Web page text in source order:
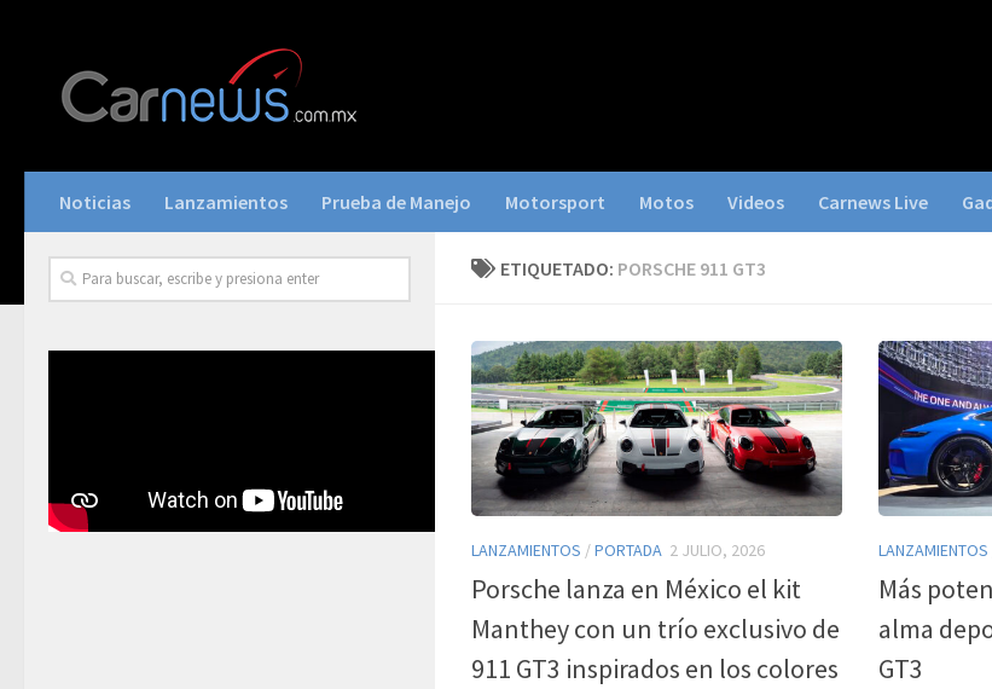
Noticias Lanzamientos Prueba de Manejo Motorsport Motos Videos Carnews Live
ETIQUETADO: PORSCHE 911 GT3
LANZAMIENTOS /PORTADA 2 JULIO, 2026
Porsche lanza en México el kit
Manthey con un trío exclusivo de
911 GT3 inspirados en los colores
LANZAMIENTOS
Más
alma
GT3